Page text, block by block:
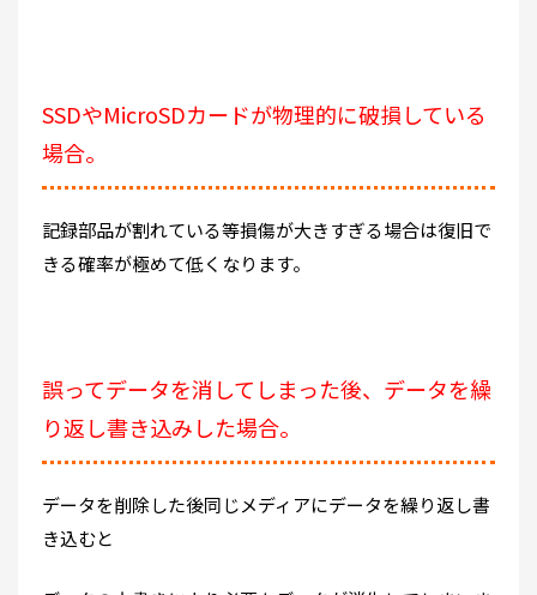
SSDやMicroSDカードが物理的に破損している
場合。
記録部品が割れている等損傷が大きすぎる場合は復旧で
きる確率が極めて低くなります。
誤ってデータを消してしまった後、データを繰
り返し書き込みした場合。
データを削除した後同じメディアにデータを繰り返し書
き込むと